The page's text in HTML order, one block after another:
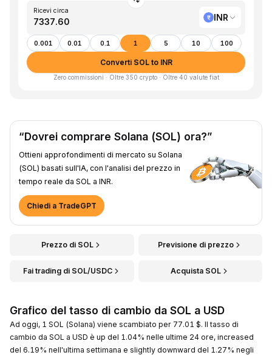
Ricevi circa
INR
0.001 0.01 0.1 1 5 10 100
Converti SOL to INR
Zero commissioni · Oltre 350 crypto · Oltre 40 valute fiat
“Dovrei comprare Solana (SOL) ora?”
Ottieni approfondimenti di mercato su Solana
(SOL) basati sull'IA, con l'analisi del prezzo in
tempo reale da SOL a INR.
Chiedi a TradeGPT
Prezzo di SOL Previsione di prezzo
Fai trading di SOL/USDC Acquista SOL
Grafico del tasso di cambio da SOL a USD
Ad oggi, 1 SOL (Solana) viene scambiato per 77.01 $. Il tasso di
cambio da SOL a USD è up del 1.04% nelle ultime 24 ore, increased
del 6.19% nell'ultima settimana e slightly downward del 1.27% negli